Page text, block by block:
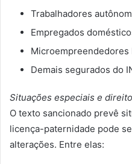
Trabalhadores
⁠Empregados
⁠Microempreendedores
⁠Demais segurados do
Situações especiais e
O texto sancionado prevê
licença-paternidade pode
alterações. Entre elas: